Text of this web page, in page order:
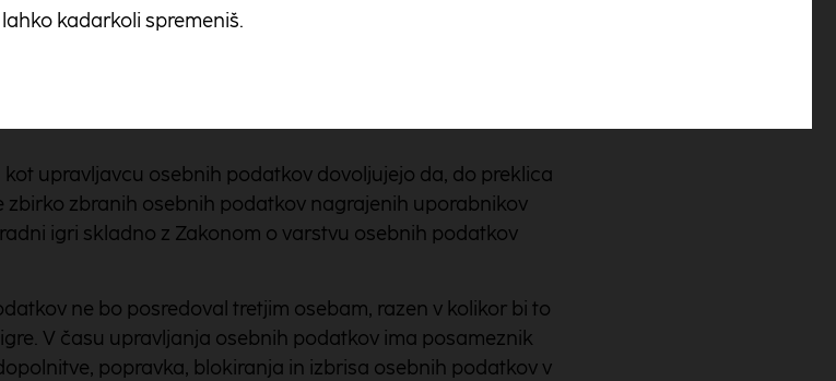
na stojnici NLB Vite z osebnim dokumentom.
upravljavcu osebnih podatkov dovoljujejo da, do preklica
zbirko zbranih osebnih podatkov nagrajenih uporabnikov
igri skladno z Zakonom o varstvu osebnih podatkov
ne bo posredoval tretjim osebam, razen v kolikor bi to
V času upravljanja osebnih podatkov ima posameznik
popravka, blokiranja in izbrisa osebnih podatkov v
kadarkoli spremeniš.